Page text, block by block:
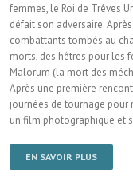
femmes, le Roi de Trêves
défait son adversaire.
combattants tombés au
morts, des hêtres pour les
Malorum (la mort des
Après une première
journées de tournage
un film photographique et
EN SAVOIR PLUS